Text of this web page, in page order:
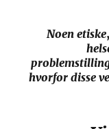
Noen etiske,
hvorfor disse